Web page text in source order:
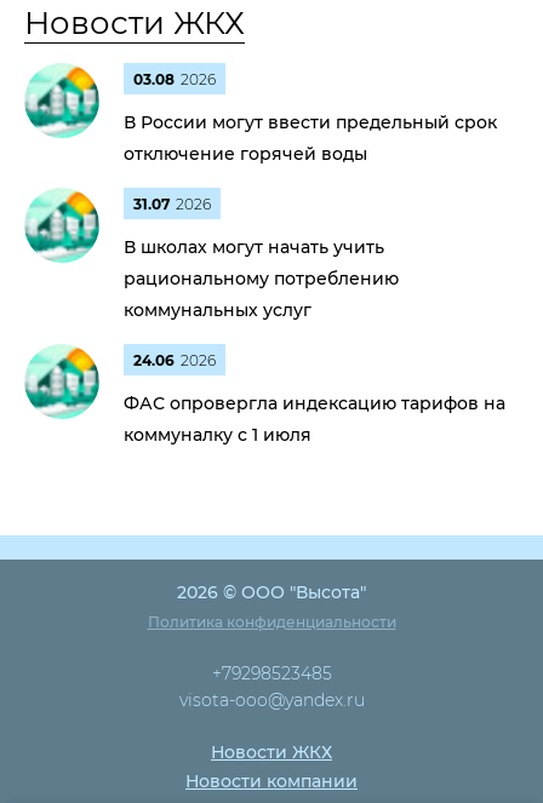
Новости ЖКХ
03.08 2026
В России могут ввести предельный срок
отключение горячей воды
31.07 2026
В школах могут начать учить
рациональному потреблению
коммунальных услуг
24.06 2026
ФАС опровергла индексацию тарифов на
коммуналку с 1 июля
2026 © ООО "Высота"
Политика конфиденциальности
+79298523485
visota-ooo@yandex.ru
Новости ЖКХ
Новости компании